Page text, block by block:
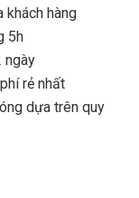
hàng
5h
ngày
rẻ nhất
dựa trên quy